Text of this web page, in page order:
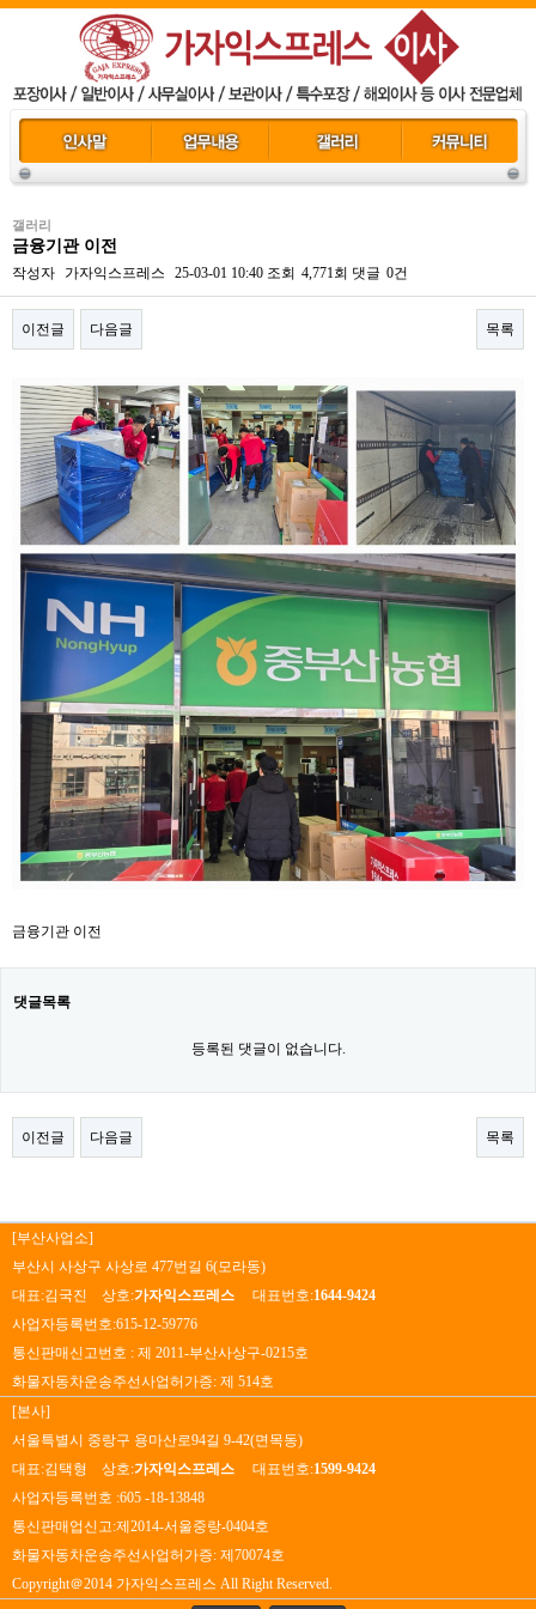
갤러리
금융기관 이전
작성자 가자익스프레스 25-03-01 10:40 조회 4,771회 댓글 0건
이전글 다음글 목록
본문
금융기관 이전
댓글목록
등록된 댓글이 없습니다.
이전글 다음글 목록
[부산사업소]
부산시 사상구 사상로 477번길 6(모라동)
대표:김국진 상호:가자익스프레스 대표번호:1644-9424
사업자등록번호:615-12-59776
통신판매신고번호 : 제 2011-부산사상구-0215호
화물자동차운송주선사업허가증: 제 514호
[본사]
서울특별시 중랑구 용마산로94길 9-42(면목동)
대표:김택형 상호:가자익스프레스 대표번호:1599-9424
사업자등록번호 :605 -18-13848
통신판매업신고:제2014-서울중랑-0404호
화물자동차운송주선사업허가증: 제70074호
Copyright＠2014 가자익스프레스 All Right Reserved.